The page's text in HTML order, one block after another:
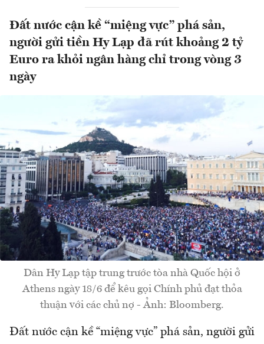
Đất nước cận kề “miệng vực” phá sản,
người gửi tiền Hy Lạp đã rút khoảng 2 tỷ
Euro ra khỏi ngân hàng chỉ trong vòng 3
ngày
Dân Hy Lạp tập trung trước tòa nhà Quốc hội ở
Athens ngày 18/6 để kêu gọi Chính phủ đạt thỏa
thuận với các chủ nợ - Ảnh: Bloomberg.
Đất nước cận kề “miệng vực” phá sản, người gửi